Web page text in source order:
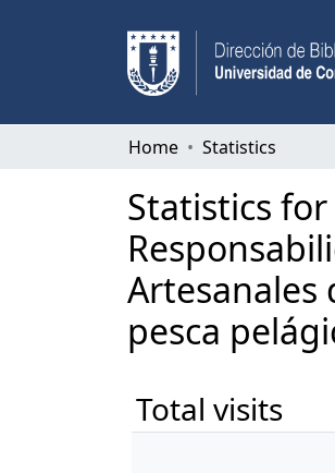
Home Statistics
Statistics
Artesanales
pesca
Total visits